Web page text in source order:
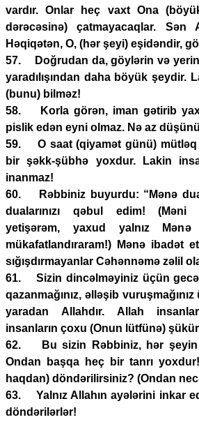
vardır. Onlar heç vaxt Ona
dərəcəsinə) çatmayacaqlar. Sən
Həqiqətən, O, (hər şeyi) eşidəndir,
57. Doğrudan da, göylərin və yerin
yaradılışından daha böyük şeydir.
(bunu) bilməz!
58. Korla görən, iman gətirib
pislik edən eyni olmaz. Nə az
59. O saat (qiyamət günü) mütləq
bir şəkk-şübhə yoxdur. Lakin
inanmaz!
60. Rəbbiniz buyurdu: “Mənə
dualarınızı qəbul edim! (Məni
yetişərəm, yaxud yalnız
mükafatlandıraram!) Mənə ibadət
sığışdırmayanlar Cəhənnəmə zəlil
61. Sizin dincəlməyiniz üçün
qazanmağınız, əlləşib
yaradan Allahdır. Allah
insanların çoxu (Onun lütfünə)
62. Bu sizin Rəbbiniz, hər şeyin
Ondan başqa heç bir tanrı
haqdan) döndərilirsiniz? (Ondan
63. Yalnız Allahın ayələrini inkar
döndərilərlər!